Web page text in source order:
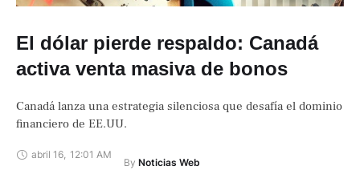
El dólar pierde respaldo: Canadá
activa venta masiva de bonos
Canadá lanza una estrategia silenciosa que desafía el dominio
financiero de EE.UU.
abril 16, 12:01 AM
By Noticias Web